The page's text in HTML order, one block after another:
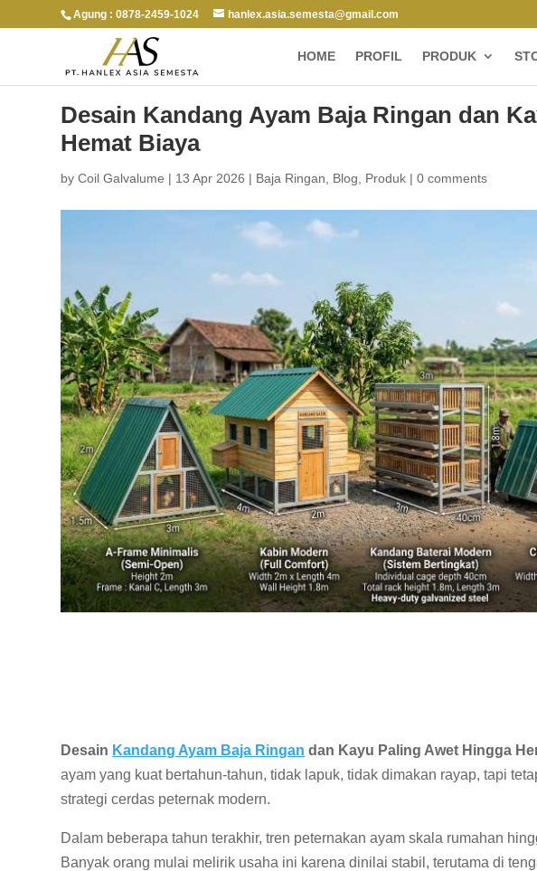
Agung : 0878-2459-1024 hanlex.asia.semesta@gmail.com
HOME PROFIL PRODUK
Desain Kandang Ayam Baja Ringan dan
Hemat Biaya
byCoil Galvalume | 13 Apr 2026 | Baja Ringan Blog Produk |0 comments
Desain Kandang Ayam Baja Ringan dan Kayu Paling Awet Hingga
ayam yang kuat bertahun-tahun, tidak lapuk, tidak dimakan rayap, tapi
strategi cerdas peternak modern.
Dalam beberapa tahun terakhir, tren peternakan ayam skala rumahan
Banyak orang mulai melirik usaha ini karena dinilai stabil, terutama di